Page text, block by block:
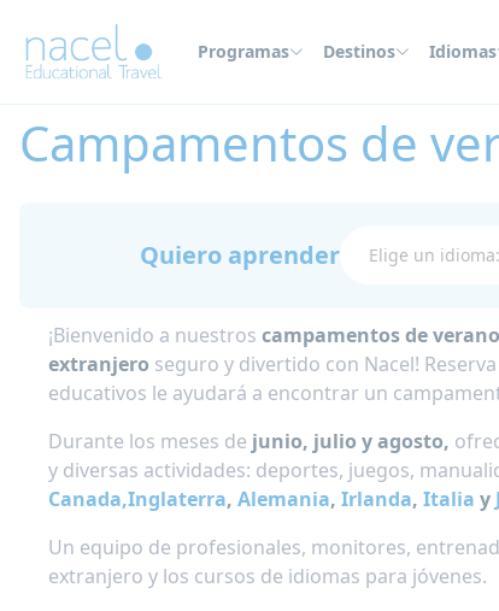
Programas Destinos Idiomas
Campamentos de
Quiero aprender
¡Bienvenido a nuestros campamentos de
extranjero seguro y divertido con Nacel!
educativos le ayudará a encontrar un
Durante los meses de junio, julio y agosto,
y diversas actividades: deportes, juegos,
Canada,Inglaterra, Alemania, Irlanda, Italia y
Un equipo de profesionales, monitores,
extranjero y los cursos de idiomas para jóvenes.